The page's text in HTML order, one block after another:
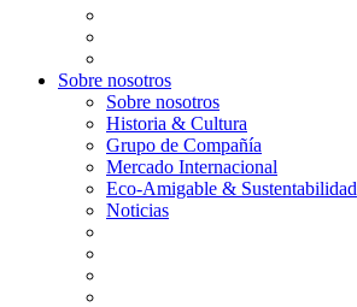
Sobre nosotros
Sobre nosotros
Historia & Cultura
Grupo de Compañía
Mercado Internacional
Eco-Amigable & Sustentabilidad
Noticias